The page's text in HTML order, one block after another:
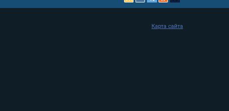
Карта сайта